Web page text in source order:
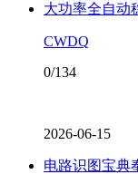
大功率全自动
CWDQ
0/134
2026-06-15
电路识图宝典